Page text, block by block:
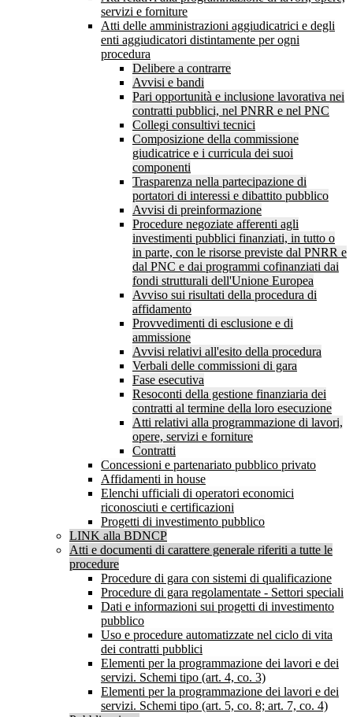
servizi e forniture
Atti delle amministrazioni aggiudicatrici e degli
enti aggiudicatori distintamente per ogni
procedura
Delibere a contrarre
Avvisi e bandi
Pari opportunità e inclusione lavorativa nei
contratti pubblici, nel PNRR e nel PNC
Collegi consultivi tecnici
Composizione della commissione
giudicatrice e i curricula dei suoi
componenti
Trasparenza nella partecipazione di
portatori di interessi e dibattito pubblico
Avvisi di preinformazione
Procedure negoziate afferenti agli
investimenti pubblici finanziati, in tutto o
in parte, con le risorse previste dal PNRR e
dal PNC e dai programmi cofinanziati dai
fondi strutturali dell'Unione Europea
Avviso sui risultati della procedura di
affidamento
Provvedimenti di esclusione e di
ammissione
Avvisi relativi all'esito della procedura
Verbali delle commissioni di gara
Fase esecutiva
Resoconti della gestione finanziaria dei
contratti al termine della loro esecuzione
Atti relativi alla programmazione di lavori,
opere, servizi e forniture
Contratti
Concessioni e partenariato pubblico privato
Affidamenti in house
Elenchi ufficiali di operatori economici
riconosciuti e certificazioni
Progetti di investimento pubblico
LINK alla BDNCP
Atti e documenti di carattere generale riferiti a tutte le
procedure
Procedure di gara con sistemi di qualificazione
Procedure di gara regolamentate - Settori speciali
Dati e informazioni sui progetti di investimento
pubblico
Uso e procedure automatizzate nel ciclo di vita
dei contratti pubblici
Elementi per la programmazione dei lavori e dei
servizi. Schemi tipo (art. 4, co. 3)
Elementi per la programmazione dei lavori e dei
servizi. Schemi tipo (art. 5, co. 8; art. 7, co. 4)